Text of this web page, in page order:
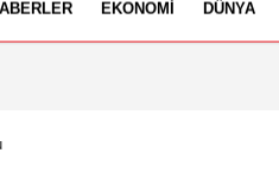
EKONOMI DÜNYA